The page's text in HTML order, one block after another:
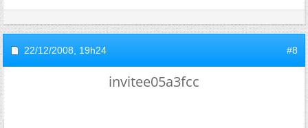
22/12/2008, 19h24 #8
invitee05a3fcc